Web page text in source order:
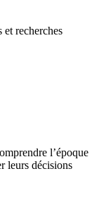
et recherches
l’époque
leurs décisions